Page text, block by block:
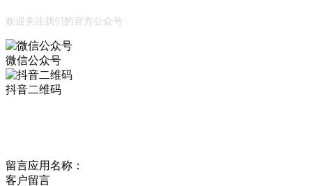
欢迎关注我们的官方公众号
微信公众号
抖音二维码
留言应用名称：
客户留言